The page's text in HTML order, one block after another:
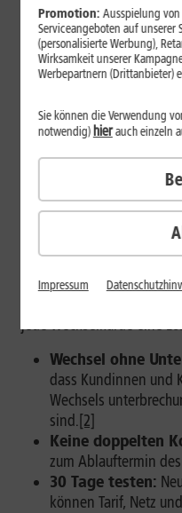
Montabaur, 23.
besonders
der befragten
prägnante 74%[1]. Mit
1&1 bislang
und günstigen Tarif.
So funktioniert der
Deutschlands
Zeitweise
gibt viele Gründe, die von
jede Wechselhürde eine
Wechsel ohne
dass Kundinnen und
Wechsels
sind.[2]
Keine doppelten
zum Ablauftermin
30 Tage testen:
können Tarif, Netz
Promotion:Ausspielung
Serviceangeboten auf unserer
(personalisierte Werbung),
Wirksamkeit unserer
Werbepartnern (Drittanbieter)
Sie können die Verwendung
notwendig) hierauch einzeln
Impressum